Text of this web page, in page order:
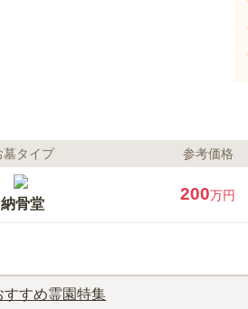
墓タイプ 参考価格
納骨堂
200万円